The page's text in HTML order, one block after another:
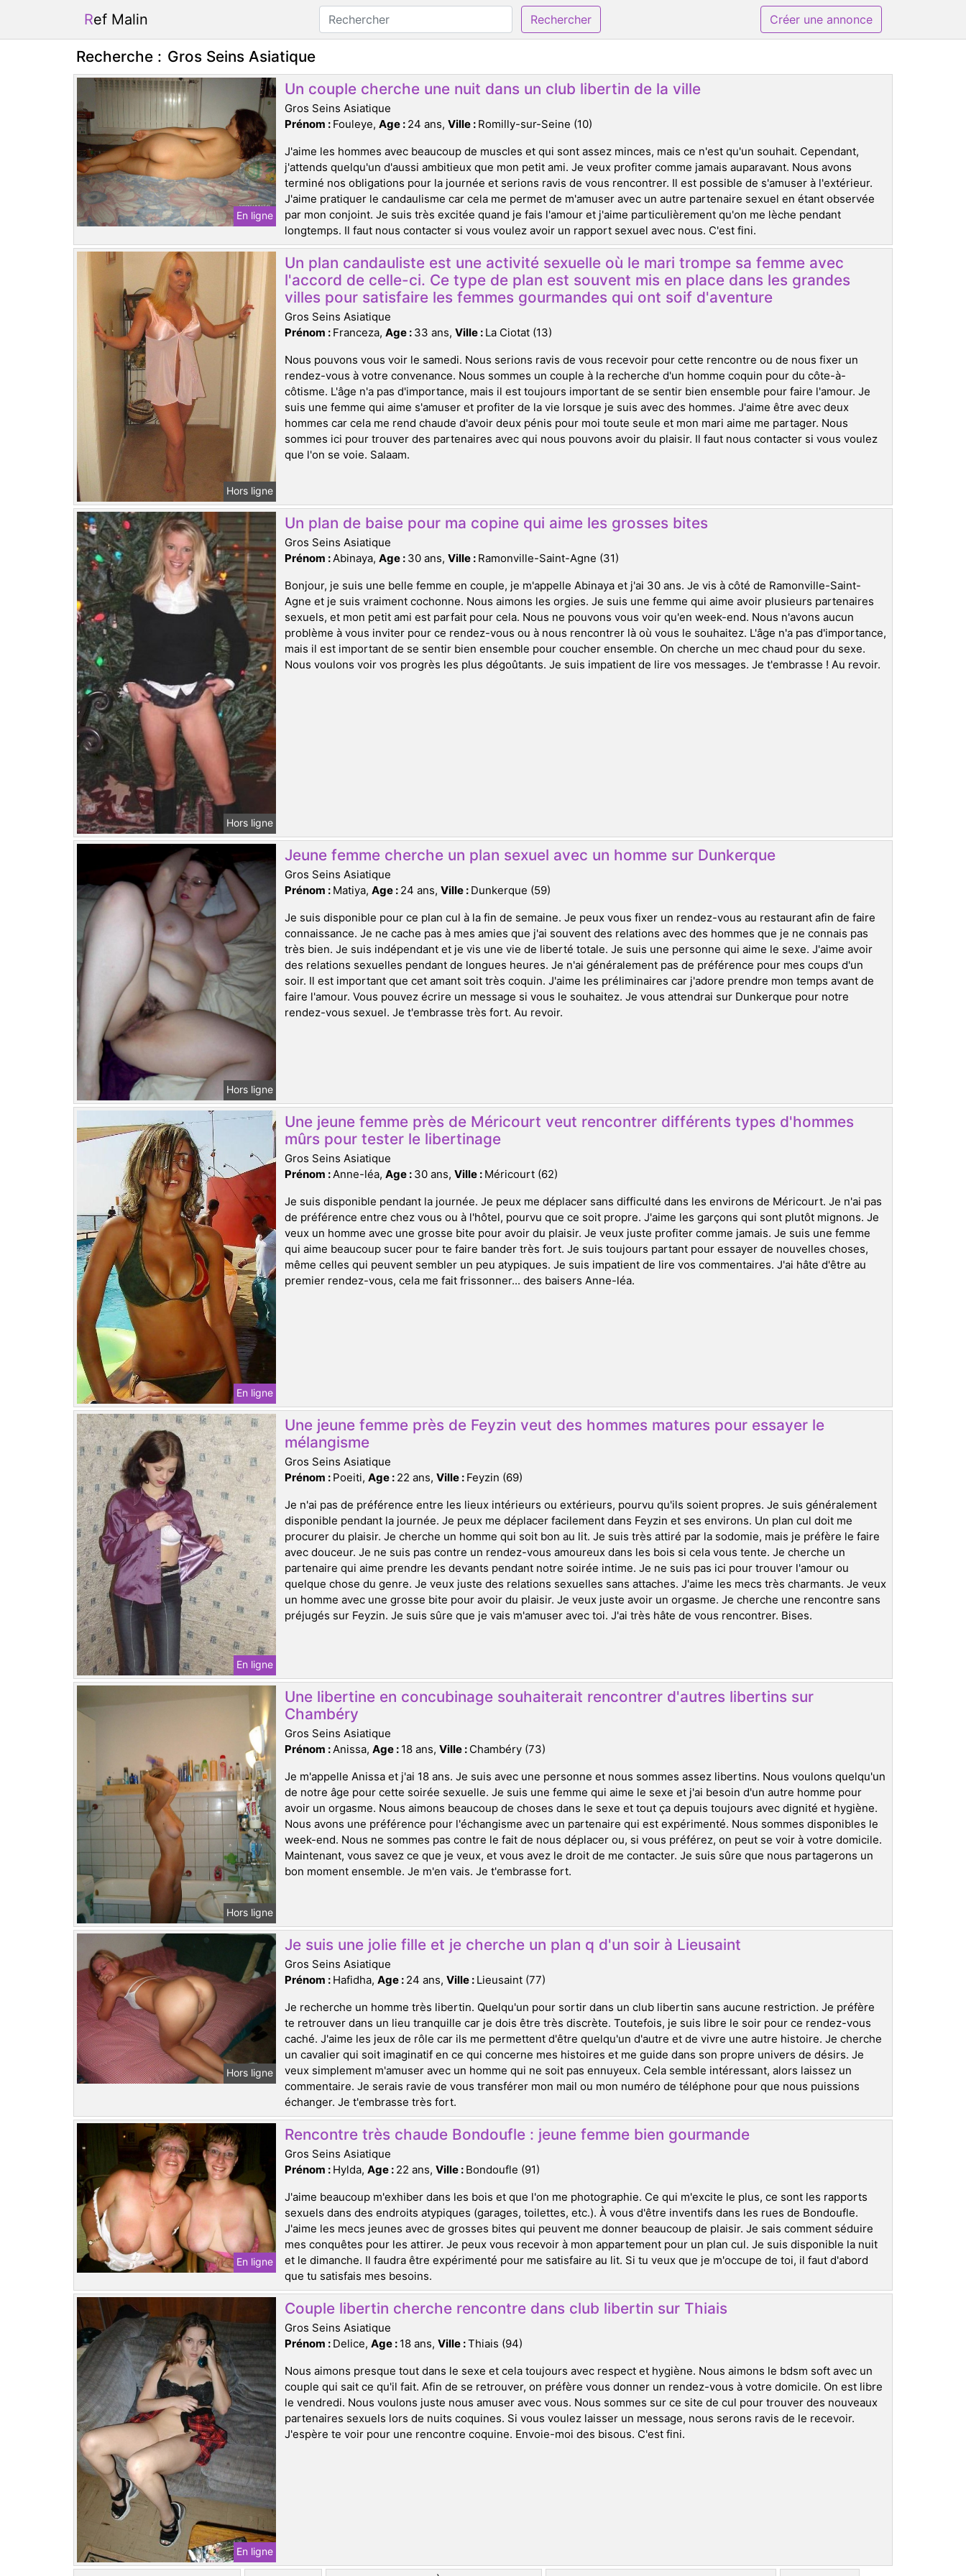
Ref Malin Rechercher Créer une annonce
Recherche : Gros Seins Asiatique
En ligne
Un couple cherche une nuit dans un club libertin de la ville
Gros Seins Asiatique
Prénom : Fouleye, Age : 24 ans, Ville : Romilly-sur-Seine (10)
J'aime les hommes avec beaucoup de muscles et qui sont assez minces, mais ce n'est qu'un souhait. Cependant,
j'attends quelqu'un d'aussi ambitieux que mon petit ami. Je veux profiter comme jamais auparavant. Nous avons
terminé nos obligations pour la journée et serions ravis de vous rencontrer. Il est possible de s'amuser à l'extérieur.
J'aime pratiquer le candaulisme car cela me permet de m'amuser avec un autre partenaire sexuel en étant observée
par mon conjoint. Je suis très excitée quand je fais l'amour et j'aime particulièrement qu'on me lèche pendant
longtemps. Il faut nous contacter si vous voulez avoir un rapport sexuel avec nous. C'est fini.
Hors ligne
Un plan candauliste est une activité sexuelle où le mari trompe sa femme avec
l'accord de celle-ci. Ce type de plan est souvent mis en place dans les grandes
villes pour satisfaire les femmes gourmandes qui ont soif d'aventure
Gros Seins Asiatique
Prénom : Franceza, Age : 33 ans, Ville : La Ciotat (13)
Nous pouvons vous voir le samedi. Nous serions ravis de vous recevoir pour cette rencontre ou de nous fixer un
rendez-vous à votre convenance. Nous sommes un couple à la recherche d'un homme coquin pour du côte-à-
côtisme. L'âge n'a pas d'importance, mais il est toujours important de se sentir bien ensemble pour faire l'amour. Je
suis une femme qui aime s'amuser et profiter de la vie lorsque je suis avec des hommes. J'aime être avec deux
hommes car cela me rend chaude d'avoir deux pénis pour moi toute seule et mon mari aime me partager. Nous
sommes ici pour trouver des partenaires avec qui nous pouvons avoir du plaisir. Il faut nous contacter si vous voulez
que l'on se voie. Salaam.
Hors ligne
Un plan de baise pour ma copine qui aime les grosses bites
Gros Seins Asiatique
Prénom :Abinaya, Age : 30 ans, Ville : Ramonville-Saint-Agne (31)
Bonjour, je suis une belle femme en couple, je m'appelle Abinaya et j'ai 30 ans. Je vis à côté de Ramonville-Saint-
Agne et je suis vraiment cochonne. Nous aimons les orgies. Je suis une femme qui aime avoir plusieurs partenaires
sexuels, et mon petit ami est parfait pour cela. Nous ne pouvons vous voir qu'en week-end. Nous n'avons aucun
problème à vous inviter pour ce rendez-vous ou à nous rencontrer là où vous le souhaitez. L'âge n'a pas d'importance,
mais il est important de se sentir bien ensemble pour coucher ensemble. On cherche un mec chaud pour du sexe.
Nous voulons voir vos progrès les plus dégoûtants. Je suis impatient de lire vos messages. Je t'embrasse ! Au revoir.
Hors ligne
Jeune femme cherche un plan sexuel avec un homme sur Dunkerque
Gros Seins Asiatique
Prénom : Matiya, Age : 24 ans, Ville : Dunkerque (59)
Je suis disponible pour ce plan cul à la fin de semaine. Je peux vous fixer un rendez-vous au restaurant afin de faire
connaissance. Je ne cache pas à mes amies que j'ai souvent des relations avec des hommes que je ne connais pas
très bien. Je suis indépendant et je vis une vie de liberté totale. Je suis une personne qui aime le sexe. J'aime avoir
des relations sexuelles pendant de longues heures. Je n'ai généralement pas de préférence pour mes coups d'un
soir. Il est important que cet amant soit très coquin. J'aime les préliminaires car j'adore prendre mon temps avant de
faire l'amour. Vous pouvez écrire un message si vous le souhaitez. Je vous attendrai sur Dunkerque pour notre
rendez-vous sexuel. Je t'embrasse très fort. Au revoir.
En ligne
Une jeune femme près de Méricourt veut rencontrer différents types d'hommes
mûrs pour tester le libertinage
Gros Seins Asiatique
Prénom :Anne-léa, Age : 30 ans, Ville : Méricourt (62)
Je suis disponible pendant la journée. Je peux me déplacer sans difficulté dans les environs de Méricourt. Je n'ai pas
de préférence entre chez vous ou à l'hôtel, pourvu que ce soit propre. J'aime les garçons qui sont plutôt mignons. Je
veux un homme avec une grosse bite pour avoir du plaisir. Je veux juste profiter comme jamais. Je suis une femme
qui aime beaucoup sucer pour te faire bander très fort. Je suis toujours partant pour essayer de nouvelles choses,
même celles qui peuvent sembler un peu atypiques. Je suis impatient de lire vos commentaires. J'ai hâte d'être au
premier rendez-vous, cela me fait frissonner... des baisers Anne-léa.
En ligne
Une jeune femme près de Feyzin veut des hommes matures pour essayer le
mélangisme
Gros Seins Asiatique
Prénom : Poeiti, Age : 22 ans, Ville : Feyzin (69)
Je n'ai pas de préférence entre les lieux intérieurs ou extérieurs, pourvu qu'ils soient propres. Je suis généralement
disponible pendant la journée. Je peux me déplacer facilement dans Feyzin et ses environs. Un plan cul doit me
procurer du plaisir. Je cherche un homme qui soit bon au lit. Je suis très attiré par la sodomie, mais je préfère le faire
avec douceur. Je ne suis pas contre un rendez-vous amoureux dans les bois si cela vous tente. Je cherche un
partenaire qui aime prendre les devants pendant notre soirée intime. Je ne suis pas ici pour trouver l'amour ou
quelque chose du genre. Je veux juste des relations sexuelles sans attaches. J'aime les mecs très charmants. Je veux
un homme avec une grosse bite pour avoir du plaisir. Je veux juste avoir un orgasme. Je cherche une rencontre sans
préjugés sur Feyzin. Je suis sûre que je vais m'amuser avec toi. J'ai très hâte de vous rencontrer. Bises.
Hors ligne
Une libertine en concubinage souhaiterait rencontrer d'autres libertins sur
Chambéry
Gros Seins Asiatique
Prénom : Anissa, Age : 18 ans, Ville : Chambéry (73)
Je m'appelle Anissa et j'ai 18 ans. Je suis avec une personne et nous sommes assez libertins. Nous voulons quelqu'un
de notre âge pour cette soirée sexuelle. Je suis une femme qui aime le sexe et j'ai besoin d'un autre homme pour
avoir un orgasme. Nous aimons beaucoup de choses dans le sexe et tout ça depuis toujours avec dignité et hygiène.
Nous avons une préférence pour l'échangisme avec un partenaire qui est expérimenté. Nous sommes disponibles le
week-end. Nous ne sommes pas contre le fait de nous déplacer ou, si vous préférez, on peut se voir à votre domicile.
Maintenant, vous savez ce que je veux, et vous avez le droit de me contacter. Je suis sûre que nous partagerons un
bon moment ensemble. Je m'en vais. Je t'embrasse fort.
Hors ligne
Je suis une jolie fille et je cherche un plan q d'un soir à Lieusaint
Gros Seins Asiatique
Prénom : Hafidha, Age : 24 ans, Ville : Lieusaint (77)
Je recherche un homme très libertin. Quelqu'un pour sortir dans un club libertin sans aucune restriction. Je préfère
te retrouver dans un lieu tranquille car je dois être très discrète. Toutefois, je suis libre le soir pour ce rendez-vous
caché. J'aime les jeux de rôle car ils me permettent d'être quelqu'un d'autre et de vivre une autre histoire. Je cherche
un cavalier qui soit imaginatif en ce qui concerne mes histoires et me guide dans son propre univers de désirs. Je
veux simplement m'amuser avec un homme qui ne soit pas ennuyeux. Cela semble intéressant, alors laissez un
commentaire. Je serais ravie de vous transférer mon mail ou mon numéro de téléphone pour que nous puissions
échanger. Je t'embrasse très fort.
En ligne
Rencontre très chaude Bondoufle : jeune femme bien gourmande
Gros Seins Asiatique
Prénom : Hylda, Age : 22 ans, Ville : Bondoufle (91)
J'aime beaucoup m'exhiber dans les bois et que l'on me photographie. Ce qui m'excite le plus, ce sont les rapports
sexuels dans des endroits atypiques (garages, toilettes, etc.). À vous d'être inventifs dans les rues de Bondoufle.
J'aime les mecs jeunes avec de grosses bites qui peuvent me donner beaucoup de plaisir. Je sais comment séduire
mes conquêtes pour les attirer. Je peux vous recevoir à mon appartement pour un plan cul. Je suis disponible la nuit
et le dimanche. Il faudra être expérimenté pour me satisfaire au lit. Si tu veux que je m'occupe de toi, il faut d'abord
que tu satisfais mes besoins.
En ligne
Couple libertin cherche rencontre dans club libertin sur Thiais
Gros Seins Asiatique
Prénom : Delice, Age : 18 ans, Ville :Thiais (94)
Nous aimons presque tout dans le sexe et cela toujours avec respect et hygiène. Nous aimons le bdsm soft avec un
couple qui sait ce qu'il fait. Afin de se retrouver, on préfère vous donner un rendez-vous à votre domicile. On est libre
le vendredi. Nous voulons juste nous amuser avec vous. Nous sommes sur ce site de cul pour trouver des nouveaux
partenaires sexuels lors de nuits coquines. Si vous voulez laisser un message, nous serons ravis de le recevoir.
J'espère te voir pour une rencontre coquine. Envoie-moi des bisous. C'est fini.